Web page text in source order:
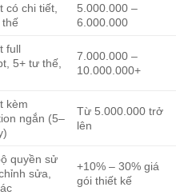
có chi tiết,
thế
5.000.000 –
6.000.000
full
5+ tư thế,
7.000.000 –
10.000.000+
kèm
ngắn (5–
Từ 5.000.000 trở
lên
quyền sử
sửa,
+10% – 30% giá
gói thiết kế